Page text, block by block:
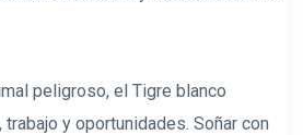
peligroso, el Tigre blanco
y oportunidades. Soñar con